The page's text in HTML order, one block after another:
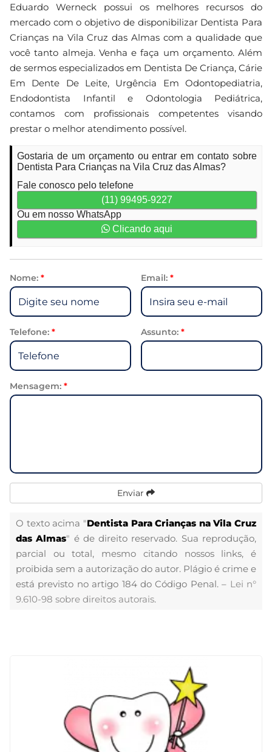
Eduardo Werneck possui os melhores recursos do
mercado com o objetivo de disponibilizar Dentista Para
Crianças na Vila Cruz das Almas com a qualidade que
você tanto almeja. Venha e faça um orçamento. Além
de sermos especializados em Dentista De Criança, Cárie
Em Dente De Leite, Urgência Em Odontopediatria,
Endodontista Infantil e Odontologia Pediátrica,
contamos com profissionais competentes visando
prestar o melhor atendimento possível.
Gostaria de um orçamento ou entrar em contato sobre
Dentista Para Crianças na Vila Cruz das Almas?
Fale conosco pelo telefone
(11) 99495-9227
Ou em nosso WhatsApp
Clicando aqui
Nome: * Email: *
Telefone: * Assunto: *
Mensagem: *
Enviar
O texto acima "Dentista Para Crianças na Vila Cruz
das Almas" é de direito reservado. Sua reprodução,
parcial ou total, mesmo citando nossos links, é
proibida sem a autorização do autor. Plágio é crime e
está previsto no artigo 184 do Código Penal. – Lei n°
9.610-98 sobre direitos autorais.